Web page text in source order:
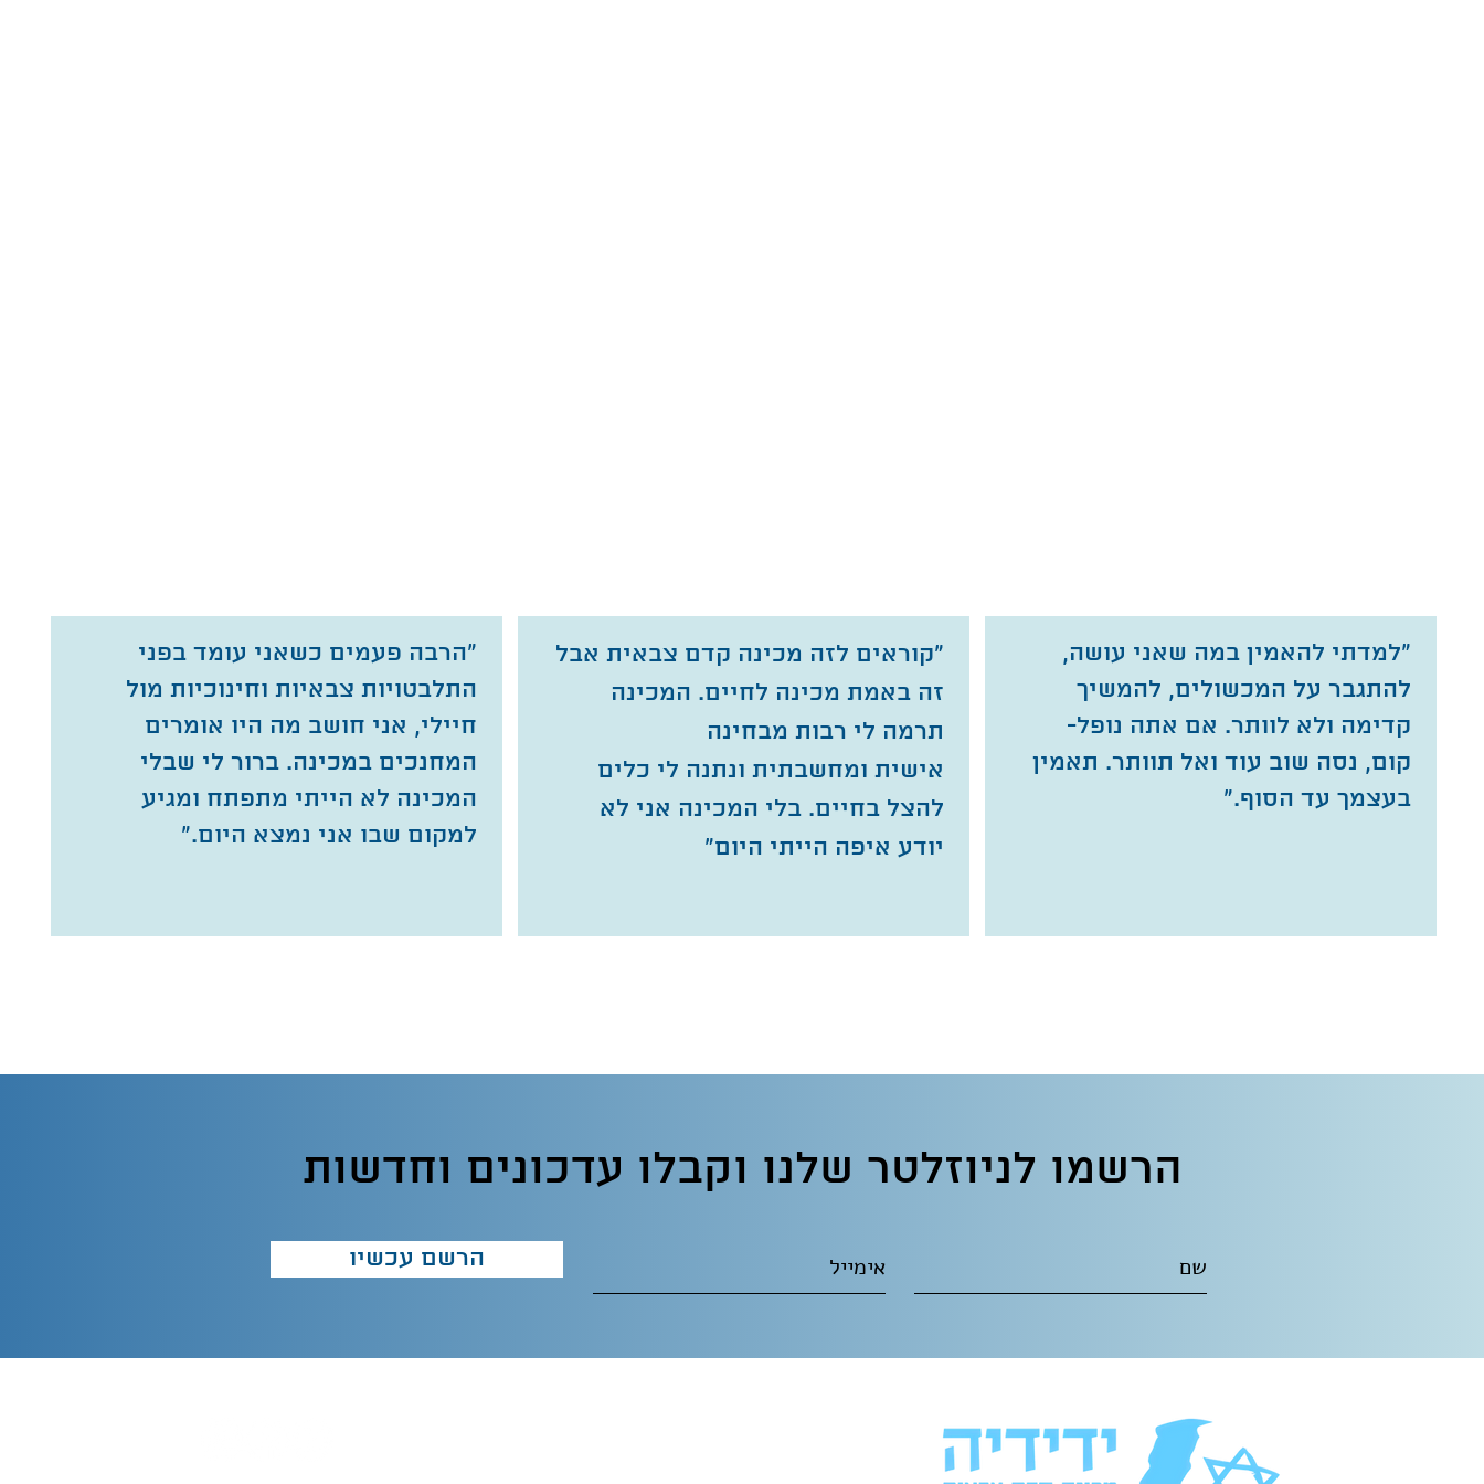
"הרבה פעמים כשאני עומד בפני
התלבטויות צבאיות וחינוכיות מול
חיילי, אני חושב מה היו אומרים
המחנכים במכינה. ברור לי שבלי
המכינה לא הייתי מתפתח ומגיע
למקום שבו אני נמצא היום."
״קוראים לזה מכינה קדם צבאית אבל
זה באמת מכינה לחיים. המכינה
תרמה לי רבות מבחינה
אישית ומחשבתית ונתנה לי כלים
להצל בחיים. בלי המכינה אני לא
יודע איפה הייתי היום"
"למדתי להאמין במה שאני עושה,
להתגבר על המכשולים, להמשיך
קדימה ולא לוותר. אם אתה נופל-
קום, נסה שוב עוד ואל תוותר. תאמין
בעצמך עד הסוף."
הרשמו לניוזלטר שלנו וקבלו עדכונים וחדשות
הרשם עכשיו